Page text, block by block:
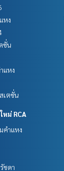
หง
ชั่น
แหง
เตชั่น
ม่ RCA
คำแหง
ชดา